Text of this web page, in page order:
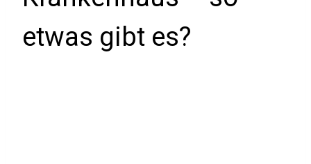
etwas gibt es?